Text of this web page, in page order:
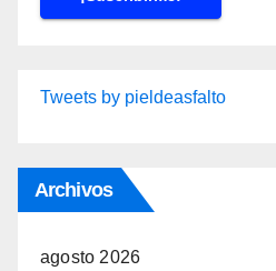
Tweets by pieldeasfalto
Archivos
agosto 2026